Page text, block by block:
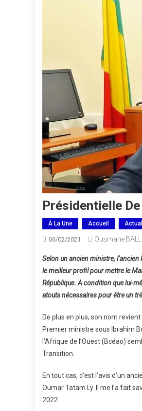
Présidentielle
À La Une Accueil
06/02/2021 Ousmane
Selon un ancien ministre,
le meilleur profil pour mettre le
République. A condition que lui-
atouts nécessaires pour être un
De plus en plus, son nom
Premier ministre sous Ibrahim
l’Afrique de l’Ouest (Bcéao)
Transition.
En tout cas, c’est l’avis d’un
Oumar Tatam Ly. Il me l’a fait
2022.